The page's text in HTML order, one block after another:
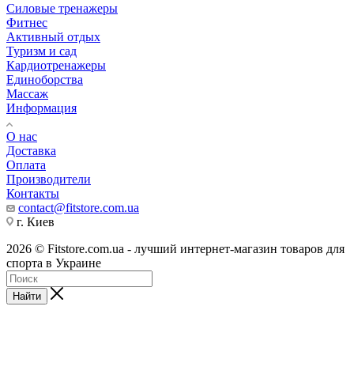
Силовые тренажеры
Фитнес
Активный отдых
Туризм и сад
Кардиотренажеры
Единоборства
Массаж
Информация
О нас
Доставка
Оплата
Производители
Контакты
contact@fitstore.com.ua
г. Киев
2026 © Fitstore.com.ua - лучший интернет-магазин товаров для
спорта в Украине
Найти